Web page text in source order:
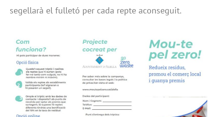
segellarà el fulletó per cada repte aconseguit.